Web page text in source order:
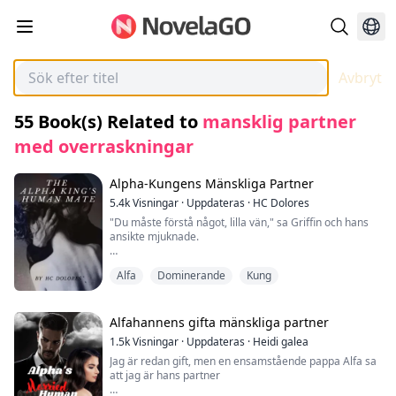
Avbryt
55 Book(s) Related to mansklig partner
med overraskningar
Alpha-Kungens Mänskliga Partner
5.4kVisningar · Uppdateras · HC Dolores
"Du måste förstå något, lilla vän," sa Griffin och hans
ansikte mjuknade.
decennium sedan jag kände denna tomhet inom mig.
mitt eget hem."
Han använde en av sina händer för att smeka min kind
och rysningar spred sig överallt.
"Jag har tillbringat tillräckligt med tid utan dig och jag
Alfa Dominerande Kung
Alfahannens gifta mänskliga partner
1.5kVisningar · Uppdateras · Heidi galea
Jag är redan gift, men en ensamstående pappa Alfa sa
att jag är hans partner